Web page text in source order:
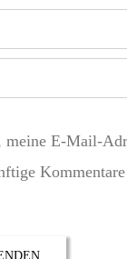
meine E-Mail-